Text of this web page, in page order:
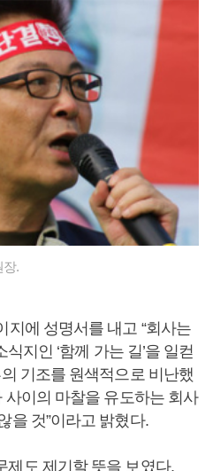
장.
지에 성명서를 내고 “회사는
식지인 ‘함께 가는 길’을 일컫
기조를 원색적으로 비난했
사이의 마찰을 유도하는 회사
을 것”이라고 밝혔다.
제도 제기할 뜻을 보였다.